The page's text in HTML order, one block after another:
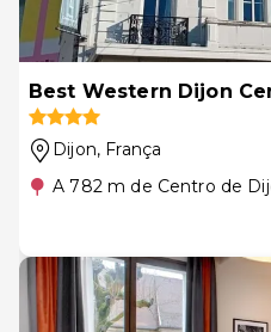
Best Western Dijon
Dijon, França
A 782 m de Centro de